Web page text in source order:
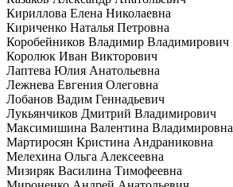
Кириллова Елена Николаевна
Кириченко Наталья Петровна
Коробейников Владимир Владимирович
Королюк Иван Викторович
Лаптева Юлия Анатольевна
Лежнева Евгения Олеговна
Лобанов Вадим Геннадьевич
Лукьянчиков Дмитрий Владимирович
Максимишина Валентина Владимировна
Мартиросян Кристина Андраниковна
Мелехина Ольга Алексеевна
Мизиряк Василина Тимофеевна